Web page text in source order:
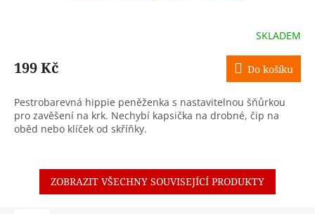
SKLADEM
199 Kč Do košíku
Pestrobarevná hippie peněženka s nastavitelnou šňůrkou
pro zavěšení na krk. Nechybí kapsička na drobné, čip na
oběd nebo klíček od skříňky.
ZOBRAZIT VŠECHNY SOUVISEJÍCÍ PRODUKTY